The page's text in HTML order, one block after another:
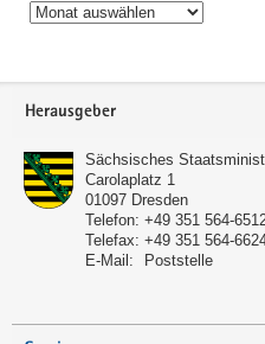
Archiv
Service
Herausgeber
Sächsisches
Carolaplatz 1
01097 Dresden
Telefon: +49 351 564-
Telefax: +49 351 564-
E-Mail:
Poststelle